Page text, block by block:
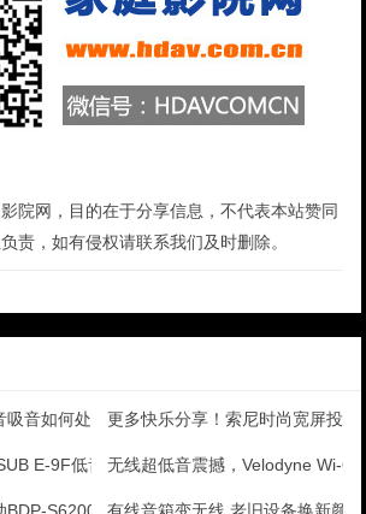
院网，目的在于分享信息，不代表本站赞同
责，如有侵权请联系我们及时删除。
吸音如何处理更多快乐分享！索尼时尚宽屏投影
E-9F低音炮无线超低音震撼，Velodyne Wi-